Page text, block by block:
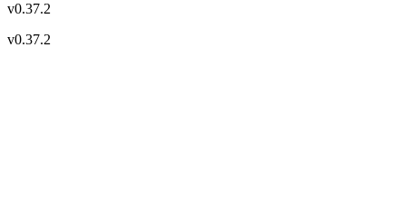
v0.37.2
v0.37.2